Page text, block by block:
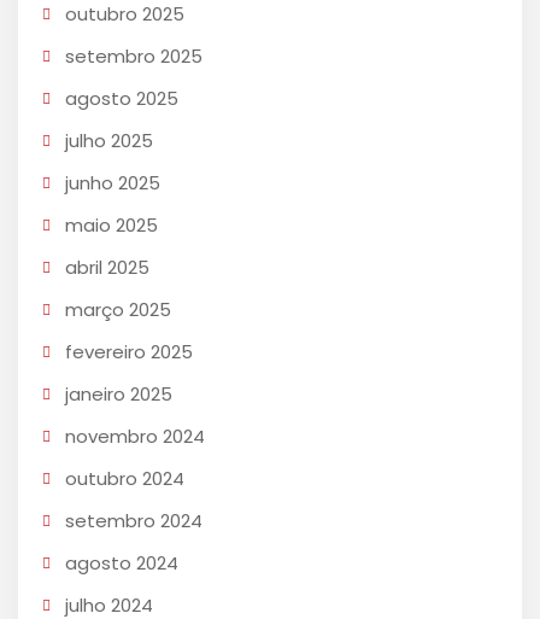
outubro 2025
setembro 2025
agosto 2025
julho 2025
junho 2025
maio 2025
abril 2025
março 2025
fevereiro 2025
janeiro 2025
novembro 2024
outubro 2024
setembro 2024
agosto 2024
julho 2024